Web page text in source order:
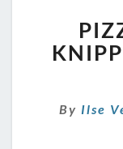
By Ilse